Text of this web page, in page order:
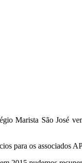
Marista São José
para os associados